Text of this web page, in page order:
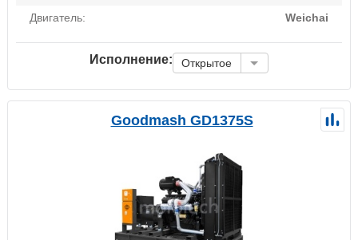
Двигатель:
Weichai
Исполнение: Открытое
Goodmash GD1375S